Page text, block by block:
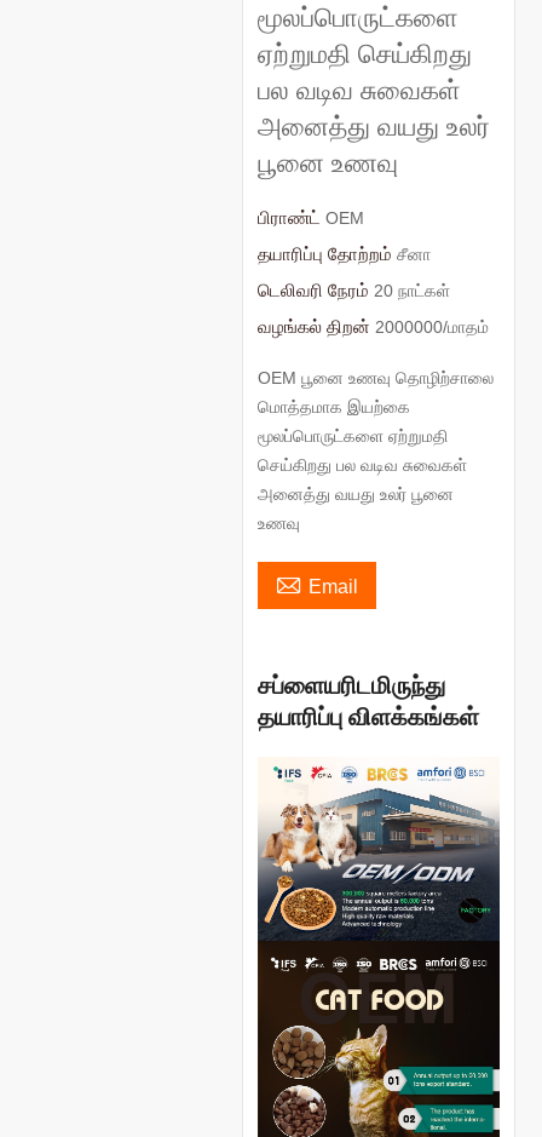
மூலப்பொருட்களை
ஏற்றுமதி செய்கிறது
பல வடிவ சுவைகள்
அனைத்து வயது உலர்
பூனை உணவு
பிராண்ட் OEM
தயாரிப்பு தோற்றம் சீனா
டெலிவரி நேரம் 20 நாட்கள்
வழங்கல் திறன் 2000000/மாதம்
OEM பூனை உணவு தொழிற்சாலை
மொத்தமாக இயற்கை
மூலப்பொருட்களை ஏற்றுமதி
செய்கிறது பல வடிவ சுவைகள்
அனைத்து வயது உலர் பூனை
உணவு
 Email
சப்ளையரிடமிருந்து
தயாரிப்பு விளக்கங்கள்